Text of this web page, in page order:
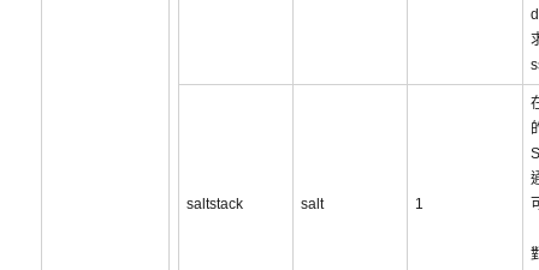
saltstack salt 1